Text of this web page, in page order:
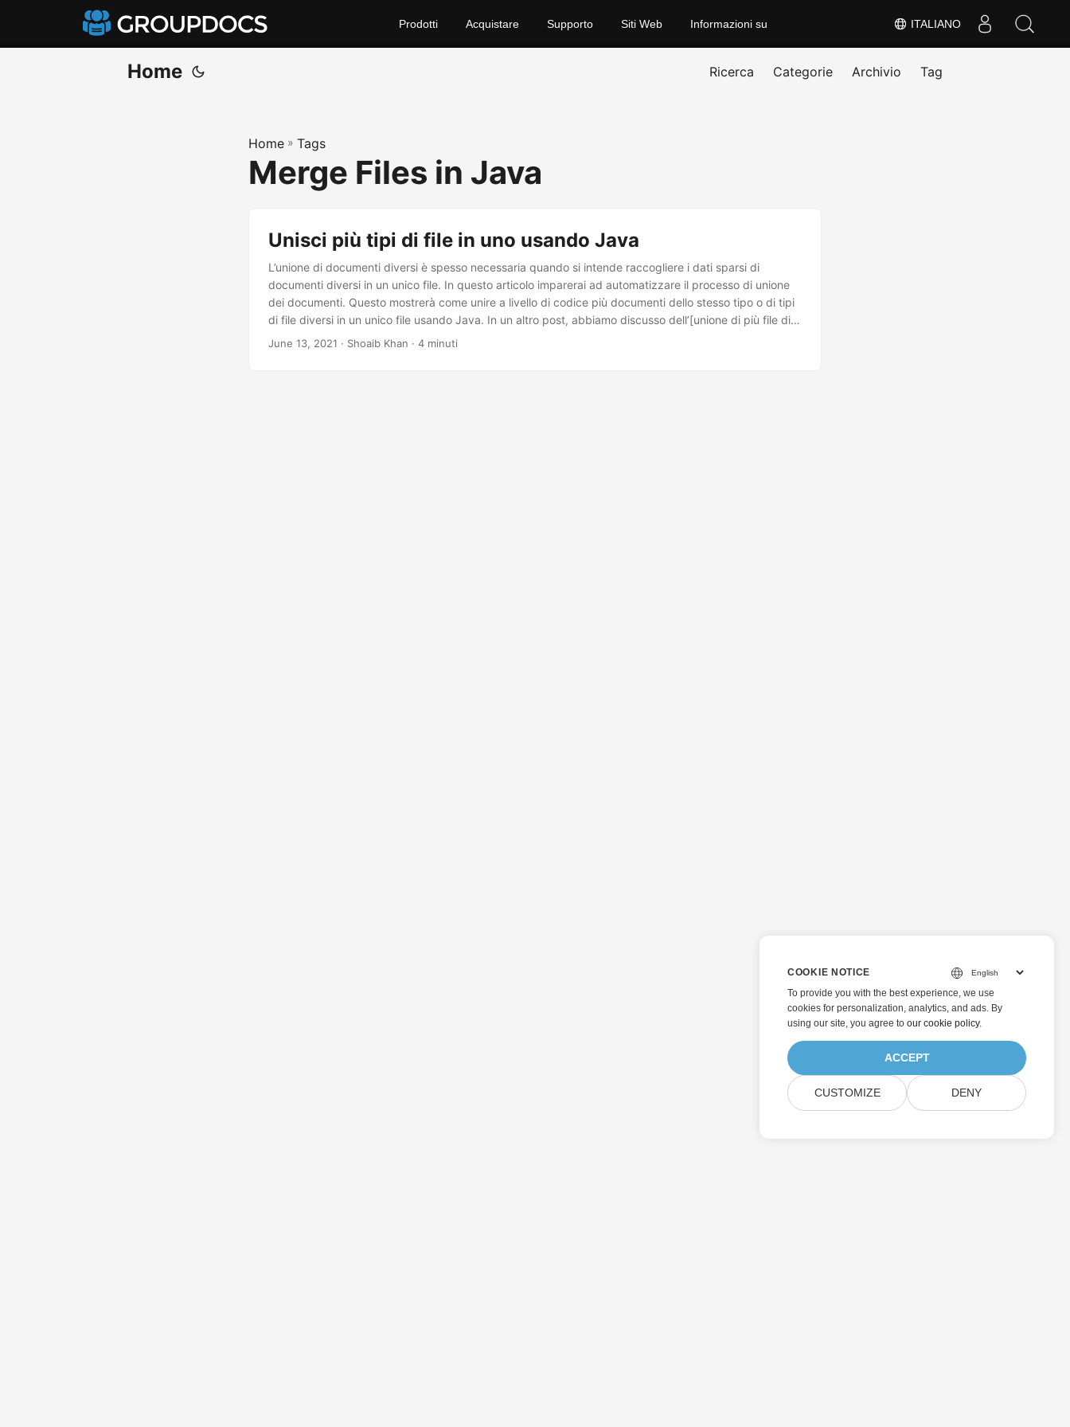
ITALIANO
Prodotti Acquistare Supporto Siti Web Informazioni su
Home Ricerca Categorie Archivio Tag
Home » Tags
Merge Files in Java
Unisci più tipi di file in uno usando Java
L’unione di documenti diversi è spesso necessaria quando si intende raccogliere i dati sparsi di
documenti diversi in un unico file. In questo articolo imparerai ad automatizzare il processo di unione
dei documenti. Questo mostrerà come unire a livello di codice più documenti dello stesso tipo o di tipi
di file diversi in un unico file usando Java. In un altro post, abbiamo discusso dell’[unione di più file di
formati diversi usando C#][1].
June 13, 2021 · Shoaib Khan · 4 minuti
COOKIE NOTICE
To provide you with the best experience, we use
cookies for personalization, analytics, and ads. By
using our site, you agree to our cookie policy.
ACCEPT
CUSTOMIZE DENY